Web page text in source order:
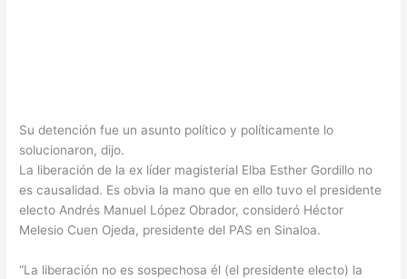
Su detención fue un asunto político y políticamente lo
solucionaron, dijo.
La liberación de la ex líder magisterial Elba Esther Gordillo no
es causalidad. Es obvia la mano que en ello tuvo el presidente
electo Andrés Manuel López Obrador, consideró Héctor
Melesio Cuen Ojeda, presidente del PAS en Sinaloa.
“La liberación no es sospechosa él (el presidente electo) la